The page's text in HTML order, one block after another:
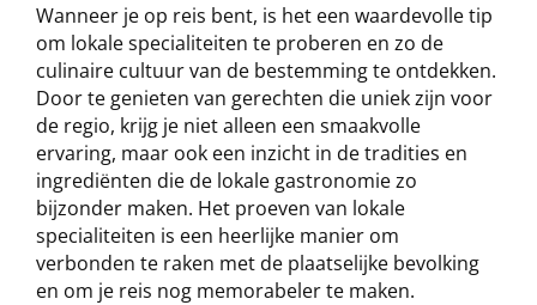
Wanneer je op reis bent, is het een waardevolle tip
om lokale specialiteiten te proberen en zo de
culinaire cultuur van de bestemming te ontdekken.
Door te genieten van gerechten die uniek zijn voor
de regio, krijg je niet alleen een smaakvolle
ervaring, maar ook een inzicht in de tradities en
ingrediënten die de lokale gastronomie zo
bijzonder maken. Het proeven van lokale
specialiteiten is een heerlijke manier om
verbonden te raken met de plaatselijke bevolking
en om je reis nog memorabeler te maken.